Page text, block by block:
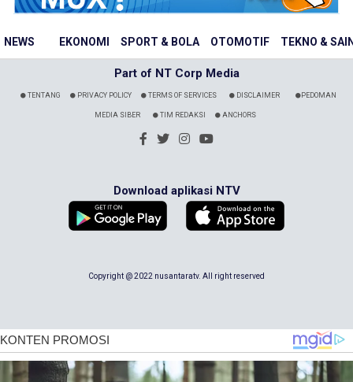
NEWS EKONOMI SPORT & BOLA OTOMOTIF TEKNO &
Part of NT Corp Media
TENTANG PRIVACY POLICY TERMS OF SERVICES DISCLAIMER PEDOMAN
MEDIA SIBER TIM REDAKSI ANCHORS
Download aplikasi NTV
Copyright @ 2022 nusantaratv. All right reserved